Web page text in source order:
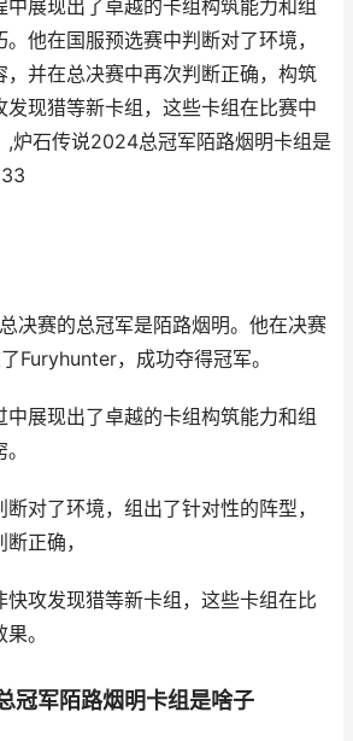
中展现出了卓越的卡组构筑能力和组
他在国服预选赛中判断对了环境，
，并在总决赛中再次判断正确，构筑
发现猎等新卡组，这些卡组在比赛中
,炉石传说2024总冠军陌路烟明卡组是
决赛的总冠军是陌路烟明‌。他在决赛
Furyhunter，成功夺得冠军‌。
中展现出了卓越的卡组构筑能力和组
对了环境，组出了针对性的阵型，
正确，
快攻发现猎等新卡组，这些卡组在比
。
冠军陌路烟明卡组是啥子